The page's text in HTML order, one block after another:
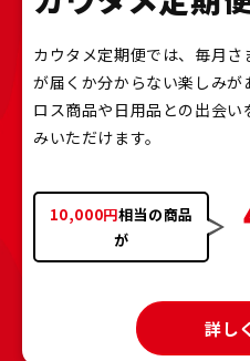
カウタメ定期便では、毎月
が届くか分からない楽しみ
ロス商品や日用品との出会
みいただけます。
10,000円相当の商品
が
詳し